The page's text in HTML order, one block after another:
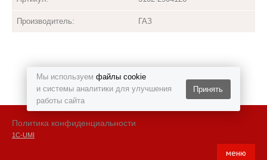
Мы используем файлы cookie
и системы аналитики для улучшения
работы сайта
Принять
Производитель: ГАЗ
Политика конфиденциальности
1С-UMI
меню